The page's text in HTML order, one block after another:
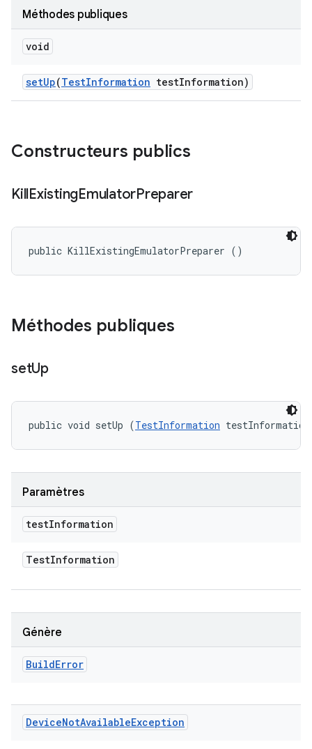
Méthodes publiques
void
setUp(TestInformation testInformation)
Constructeurs publics
KillExistingEmulatorPreparer
public KillExistingEmulatorPreparer ()
Méthodes publiques
setUp
public void setUp (TestInformation
Paramètres
testInformation
TestInformation
Génère
BuildError
DeviceNotAvailableException